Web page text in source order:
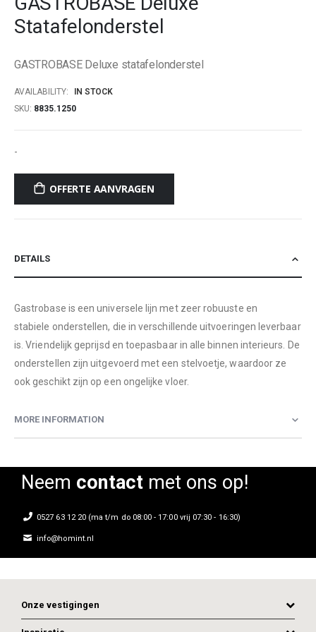
of
images
Statafelonderstel
GASTROBASE Deluxe statafelonderstel
AVAILABILITY:
IN STOCK
SKU 8835.1250
-
OFFERTE AANVRAGEN
DETAILS
Gastrobase is een universele lijn met zeer robuuste en
stabiele onderstellen, die in verschillende uitvoeringen leverbaar
is. Vriendelijk geprijsd en toepasbaar in alle binnen interieurs. De
onderstellen zijn uitgevoerd met een stelvoetje, waardoor ze
ook geschikt zijn op een ongelijke vloer.
MORE INFORMATION
Neem contactmet ons op!
0527 63 12 20 (ma t/m do 08:00 - 17:00 vrij 07:30 - 16:30)
info@homint.nl
Onze vestigingen